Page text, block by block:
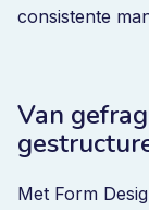
consistente
Van
Met Form